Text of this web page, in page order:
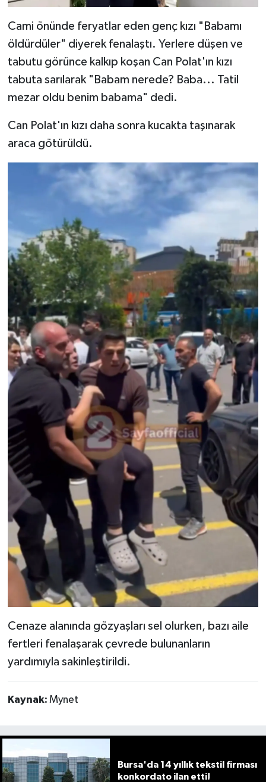
Cami önünde feryatlar eden genç kızı "Babamı
öldürdüler" diyerek fenalaştı. Yerlere düşen ve
tabutu görünce kalkıp koşan Can Polat'ın kızı
tabuta sarılarak "Babam nerede? Baba... Tatil
mezar oldu benim babama" dedi.
Can Polat'ın kızı daha sonra kucakta taşınarak
araca götürüldü.
Cenaze alanında gözyaşları sel olurken, bazı aile
fertleri fenalaşarak çevrede bulunanların
yardımıyla sakinleştirildi.
Kaynak: Mynet
Bursa'da 14 yıllık tekstil firması
konkordato ilan etti!